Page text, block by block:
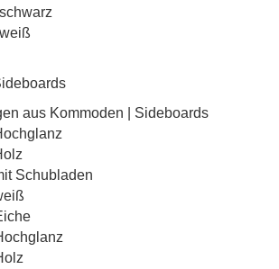
aus Kommoden | Sideboards
Schubladen